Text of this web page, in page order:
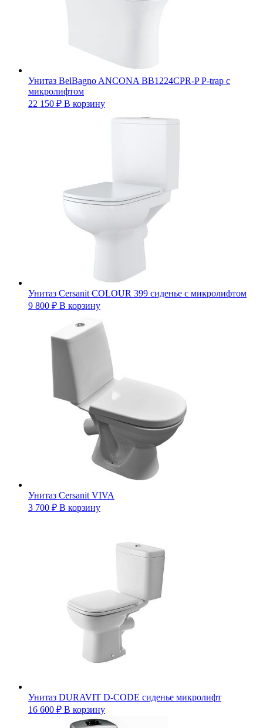
Унитаз BelBagno ANCONA BB1224CPR-P P-trap с
микролифтом
22 150 ₽ В корзину
Унитаз Cersanit COLOUR 399 сиденье с микролифтом
9 800 ₽ В корзину
Унитаз Cersanit VIVA
3 700 ₽ В корзину
Унитаз DURAVIT D-CODE сиденье микролифт
16 600 ₽ В корзину